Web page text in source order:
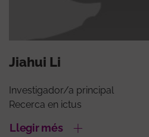
Jiahui Li
Investigador/a principal
Recerca en ictus
Llegir més